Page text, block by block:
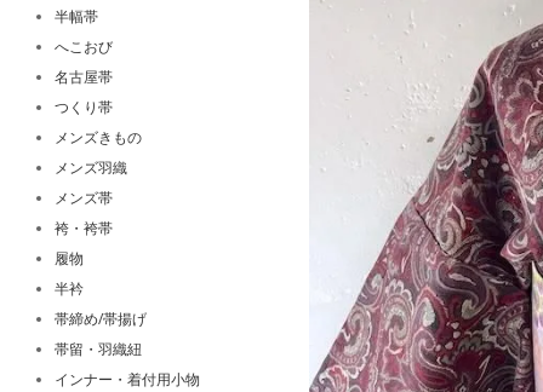
半幅帯
へこおび
名古屋帯
つくり帯
メンズきもの
メンズ羽織
メンズ帯
袴・袴帯
履物
半衿
帯締め/帯揚げ
帯留・羽織紐
インナー・着付用小物